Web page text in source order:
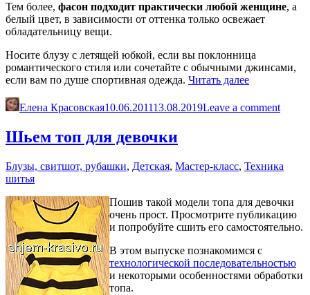
Тем более, фасон подходит практически любой женщине, а
белый цвет, в зависимости от оттенка только освежает
обладательницу вещи.
Носите блузу с летящей юбкой, если вы поклонница
романтического стиля или сочетайте с обычными джинсами,
если вам по душе спортивная одежда. Читать далее«Белая
в
Елена Красовская10.06.201113.08.2019Leave a comment
Шьем топ для девочки
Блузы, свитшот, рубашки, Детская, Мастер-класс, Техника
шитья
Пошив такой модели топа для девочки
очень прост. Просмотрите публикацию
и попробуйте сшить его самостоятельно.
В этом выпуске познакомимся с
технологической последовательностью
и некоторыми особенностями обработки
топа.